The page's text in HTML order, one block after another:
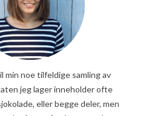
min noe tilfeldige samling av
jeg lager inneholder ofte
eller begge deler, men